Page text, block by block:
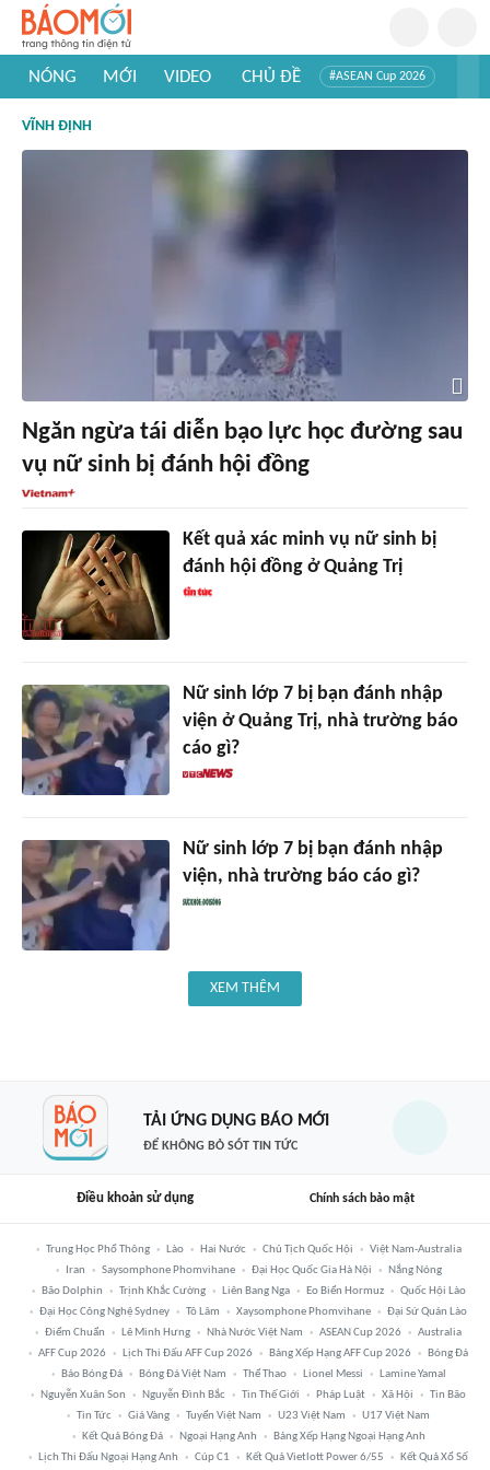
NÓNG MỚI VIDEO CHỦ ĐỀ #ASEAN Cup 2026
#Khám phá Việt Nam
VĨNH ĐỊNH
Ngăn ngừa tái diễn bạo lực học đường sau
vụ nữ sinh bị đánh hội đồng
Kết quả xác minh vụ nữ sinh bị
đánh hội đồng ở Quảng Trị
Nữ sinh lớp 7 bị bạn đánh nhập
viện ở Quảng Trị, nhà trường báo
cáo gì?
Nữ sinh lớp 7 bị bạn đánh nhập
viện, nhà trường báo cáo gì?
XEM THÊM
TẢI ỨNG DỤNG BÁO MỚI
ĐỂ KHÔNG BỎ SÓT TIN TỨC
Điều khoản sử dụng Chính sách bảo mật
Trung Học Phổ Thông Lào Hai Nước Chủ Tịch Quốc Hội
Việt Nam-Australia
Iran
Saysomphone Phomvihane Đại Học Quốc Gia Hà Nội
Nắng Nóng
Bão Dolphin
Trịnh Khắc Cường Liên Bang Nga Eo Biển Hormuz
Quốc Hội Lào
Đại Học Công Nghệ Sydney
Tô Lâm Xaysomphone Phomvihane
Đại Sứ Quán Lào
Điểm Chuẩn
Lê Minh Hưng Nhà Nước Việt Nam ASEAN Cup 2026
Australia
AFF Cup 2026
Lịch Thi Đấu AFF Cup 2026 Bảng Xếp Hạng AFF Cup 2026
Bóng Đá
Báo Bóng Đá
Bóng Đá Việt Nam Thể Thao Lionel Messi
Lamine Yamal
Nguyễn Xuân Son
Nguyễn Đình Bắc Tin Thế Giới Pháp Luật Xã Hội
Tin Bão
Tin Tức
Giá Vàng Tuyển Việt Nam U23 Việt Nam
U17 Việt Nam
Kết Quả Bóng Đá
Ngoại Hạng Anh
Bảng Xếp Hạng Ngoại Hạng Anh
Lịch Thi Đấu Ngoại Hạng Anh
Cúp C1 Kết Quả Vietlott Power 6/55 Kết Quả Xổ Số